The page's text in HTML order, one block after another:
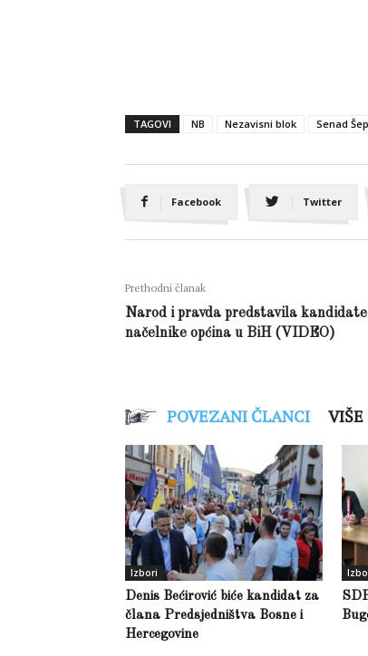
TAGOVI NB Nezavisni blok Senad
Facebook Twitter
Prethodni članak
Narod i pravda predstavila
načelnike općina u BiH (VIDEO)
POVEZANI ČLANCI VIŠE
Izbori
Denis Bećirović biće kandidat za
člana Predsjedništva Bosne i
Hercegovine